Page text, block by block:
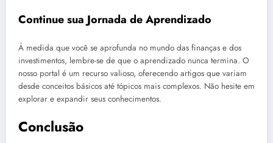
Continue sua Jornada de Aprendizado
À medida que você se aprofunda no mundo das finanças e dos
investimentos, lembre-se de que o aprendizado nunca termina. O
nosso portal é um recurso valioso, oferecendo artigos que variam
desde conceitos básicos até tópicos mais complexos. Não hesite em
explorar e expandir seus conhecimentos.
Conclusão